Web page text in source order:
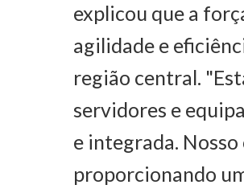
explicou que a
agilidade e
região central.
servidores e
e integrada.
proporcionando